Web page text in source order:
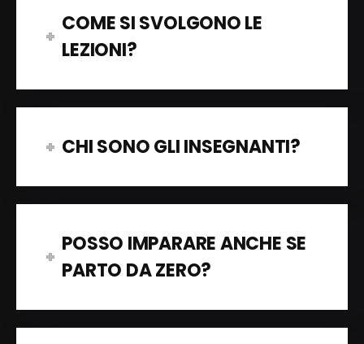
COME SI SVOLGONO LE
LEZIONI?
CHI SONO GLI INSEGNANTI?
POSSO IMPARARE ANCHE SE
PARTO DA ZERO?